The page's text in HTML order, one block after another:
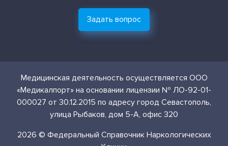
Задать вопрос
Медицинская деятельность осуществляется ООО
«Медикалпорт» на основании лицензии № ЛО-92-01-
000027 от 30.12.2015 по адресу город Севастополь,
улица Рыбаков, дом 5-А, офис 320
2026 © Федеральный Справочник Наркологических